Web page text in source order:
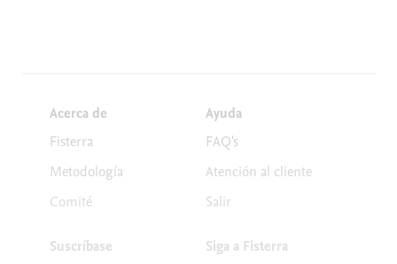
Acerca de
Fisterra
Metodología
Comité
Suscríbase
Ayuda
FAQ's
Atención al cliente
Salir
Siga a Fisterra